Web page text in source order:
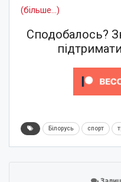
(більше…)
Сподобалось?
Білорусь спорт